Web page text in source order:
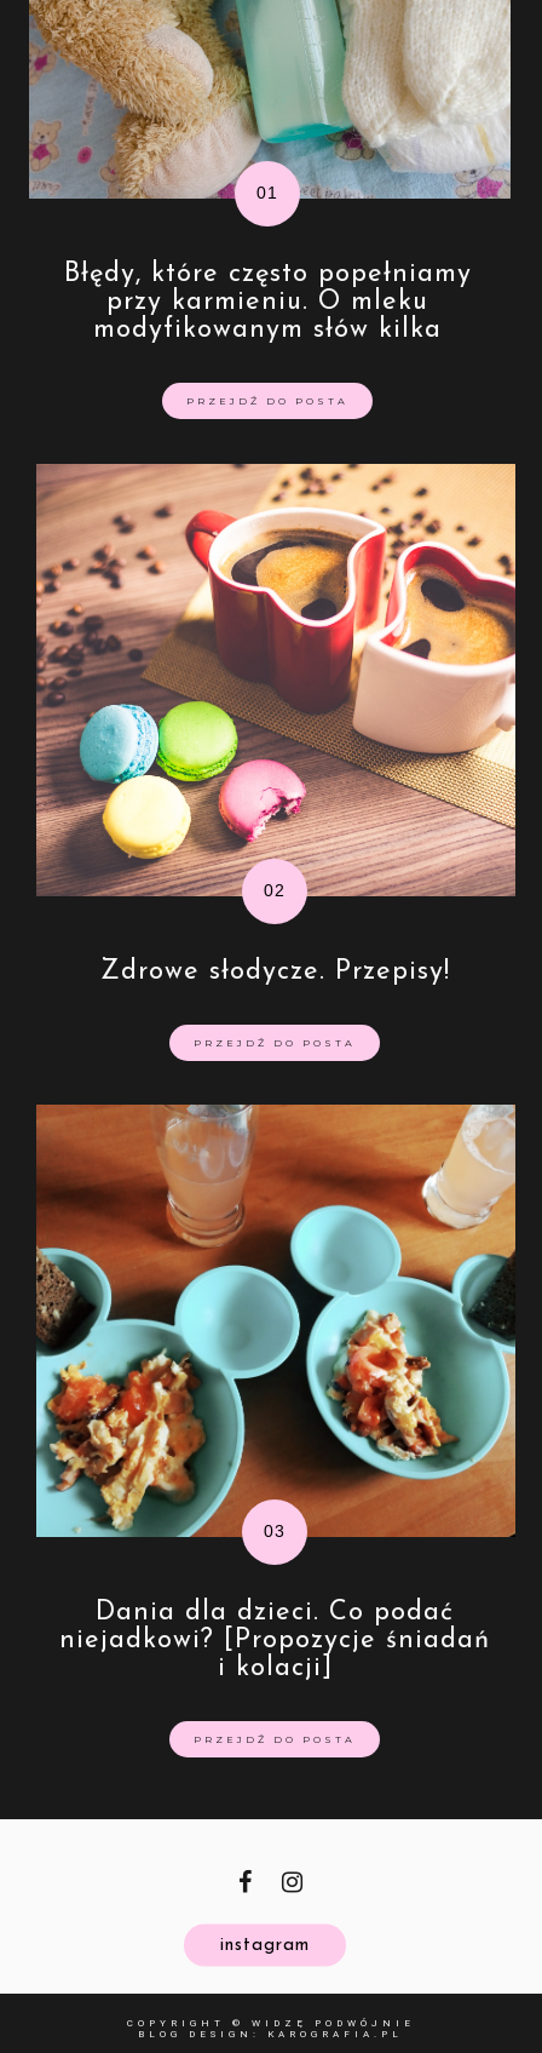
Błędy, które często popełniamy
przy karmieniu. O mleku
modyfikowanym słów kilka
PRZEJDŹ DO POSTA
Zdrowe słodycze. Przepisy!
PRZEJDŹ DO POSTA
Dania dla dzieci. Co podać
niejadkowi? [Propozycje śniadań
i kolacji]
PRZEJDŹ DO POSTA
instagram
COPYRIGHT © WIDZĘ PODWÓJNIE
BLOG DESIGN: KAROGRAFIA.PL